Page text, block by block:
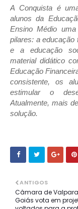
A Conquista é
alunos da
Ensino Médio
pilares: a educação
e a educação
material didático
Educação
consistente, os
estimular o
Atualmente, mais
solução.
ANTIGOS
Câmara de
Goiás vota em